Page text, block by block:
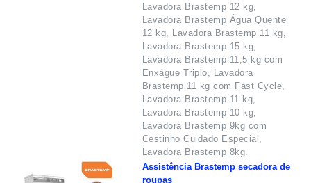
Lavadora Brastemp 12 kg,
Lavadora Brastemp Água Quente
12 kg, Lavadora Brastemp 11 kg,
Lavadora Brastemp 15 kg,
Lavadora Brastemp 11,5 kg com
Enxágue Triplo, Lavadora
Brastemp 11 kg com Fast Cycle,
Lavadora Brastemp 11 kg,
Lavadora Brastemp 10 kg,
Lavadora Brastemp 9kg com
Cestinho Cuidado Especial,
Lavadora Brastemp 8kg.
Assistência Brastemp secadora de
roupas